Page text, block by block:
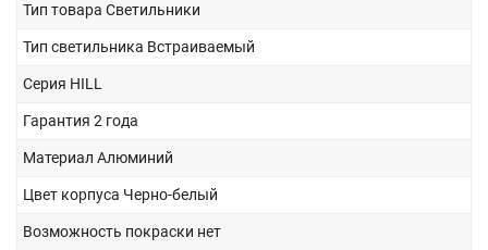
Тип товара Светильники
Тип светильника Встраиваемый
Серия HILL
Гарантия 2 года
Материал Алюминий
Цвет корпуса Черно-белый
Возможность покраски нет